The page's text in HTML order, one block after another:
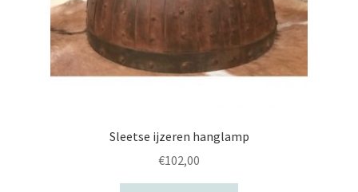
Sleetse ijzeren hanglamp
€102,00